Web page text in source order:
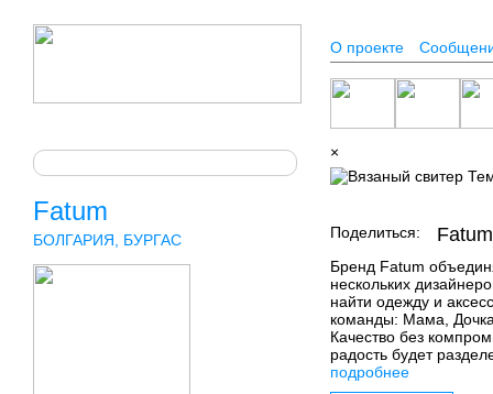
О проекте
Fatum
БОЛГАРИЯ, БУРГАС
×
Поделиться: Fatum
Бренд Fatum
нескольких
найти одежду и
команды: Мама,
Качество без
радость будет
подробнее